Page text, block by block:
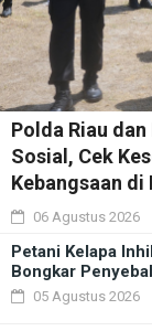
Polda Riau
Sosial, Cek
Kebangsaan di
06 Agustus 2026
Petani Kelapa
Bongkar
05 Agustus 2026